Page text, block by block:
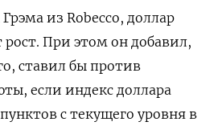
из Robecco, доллар
При этом он добавил,
ставил бы против
если индекс доллара
с текущего уровня в